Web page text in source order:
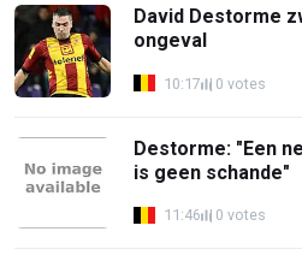
David Destorme
ongeval
10:17 0 votes
Destorme: "Een
is geen schande"
11:46 0 votes